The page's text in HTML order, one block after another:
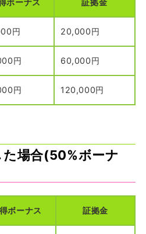
円 20,000円
円 60,000円
円 120,000円
場合(50%ボーナ
ボーナス 証拠金